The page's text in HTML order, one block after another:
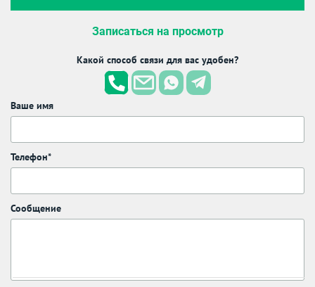
Записаться на просмотр
Какой способ связи для вас удобен?
Ваше имя
Телефон*
Сообщение